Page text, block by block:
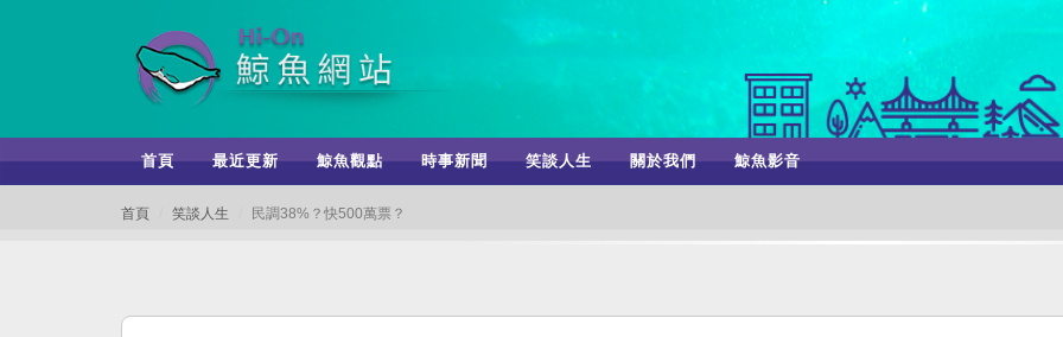
首頁 最近更新 鯨魚觀點 時事新聞 笑談人生 關於我們 鯨魚影音
首頁 笑談人生 民調38%？快500萬票？